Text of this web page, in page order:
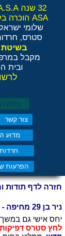
צור קשר
חרדות
מדוע
הפרעות
בדוק
32 שנה A.S.A מהמובילים בהישגים בישראל ובאירופה
ASA הוכרה בלשכה למקצועות בריאות משלימים RCP
שלומי
סטרס,
בשיטת
מקבל
ובית
ניר בן 29 מחיפה - חרדות
יחס אישי גם
לחץ סטרס
חזרה לדף תודות